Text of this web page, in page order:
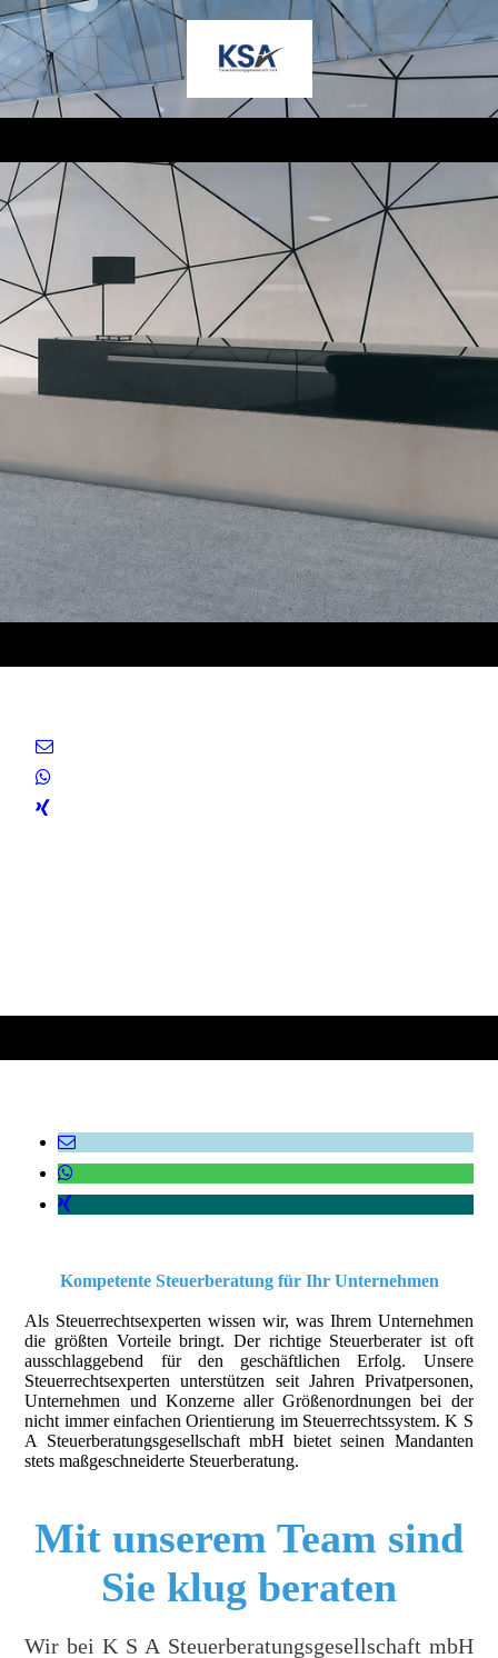
Kompetente Steuerberatung für Ihr Unternehmen
Als Steuerrechtsexperten wissen wir, was Ihrem Unternehmen
die größten Vorteile bringt. Der richtige Steuerberater ist oft
ausschlaggebend für den geschäftlichen Erfolg. Unsere
Steuerrechtsexperten unterstützen seit Jahren Privatpersonen,
Unternehmen und Konzerne aller Größenordnungen bei der
nicht immer einfachen Orientierung im Steuerrechtssystem. K S
A Steuerberatungsgesellschaft mbH bietet seinen Mandanten
stets maßgeschneiderte Steuerberatung.
Mit unserem Team sind
Sie klug beraten
Wir bei K S A Steuerberatungsgesellschaft mbH